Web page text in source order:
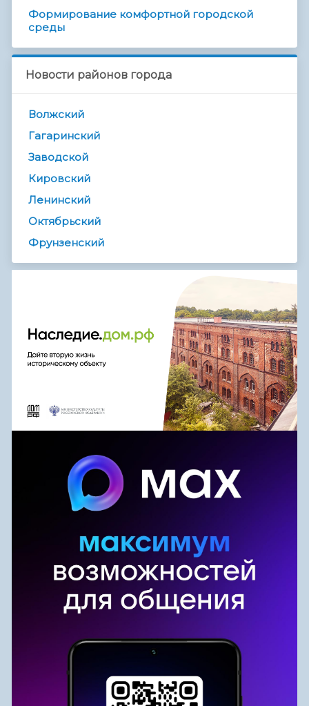
Формирование комфортной городской
среды
Новости районов города
Волжский
Гагаринский
Заводской
Кировский
Ленинский
Октябрьский
Фрунзенский